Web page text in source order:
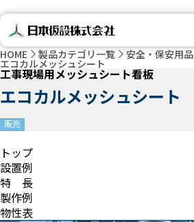
HOME 製品カテゴリ一覧 安全・保安用品
エコカルメッシュシート
工事現場用メッシュシート看板
エコカルメッシュシート
販売
トップ
設置例
特 長
製作例
物性表